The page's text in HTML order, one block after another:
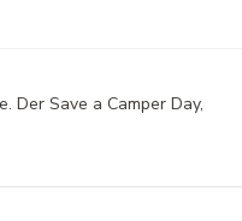
Der Save a Camper Day,